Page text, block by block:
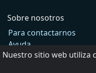
Sobre nosotros
Para contactarnos
Ayuda
Agregar radio